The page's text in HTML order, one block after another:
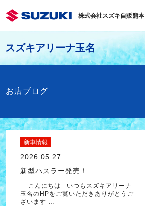
株式会社スズキ自販熊本
スズキアリーナ玉名
お店ブログ
新車情報
2026.05.27
新型ハスラー発売！
こんにちは いつもスズキアリーナ
玉名のHPをご覧いただきありがとうご
ざいます …